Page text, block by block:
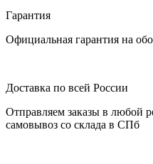
Гарантия
Официальная гарантия на
Доставка по всей России
Отправляем заказы в любой
самовывоз со склада в СПб